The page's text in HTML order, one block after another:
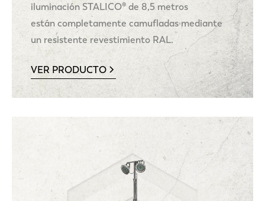
iluminación STALICO® de 8,5 metros
están completamente camufladas mediante
un resistente revestimiento RAL.
VER PRODUCTO